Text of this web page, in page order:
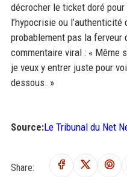
décrocher le ticket doré
l’hypocrisie ou
probablement pas la ferveur
commentaire viral : « Même
je veux y entrer juste pour
dessous. »
Source:Le Tribunal du Net
Share: